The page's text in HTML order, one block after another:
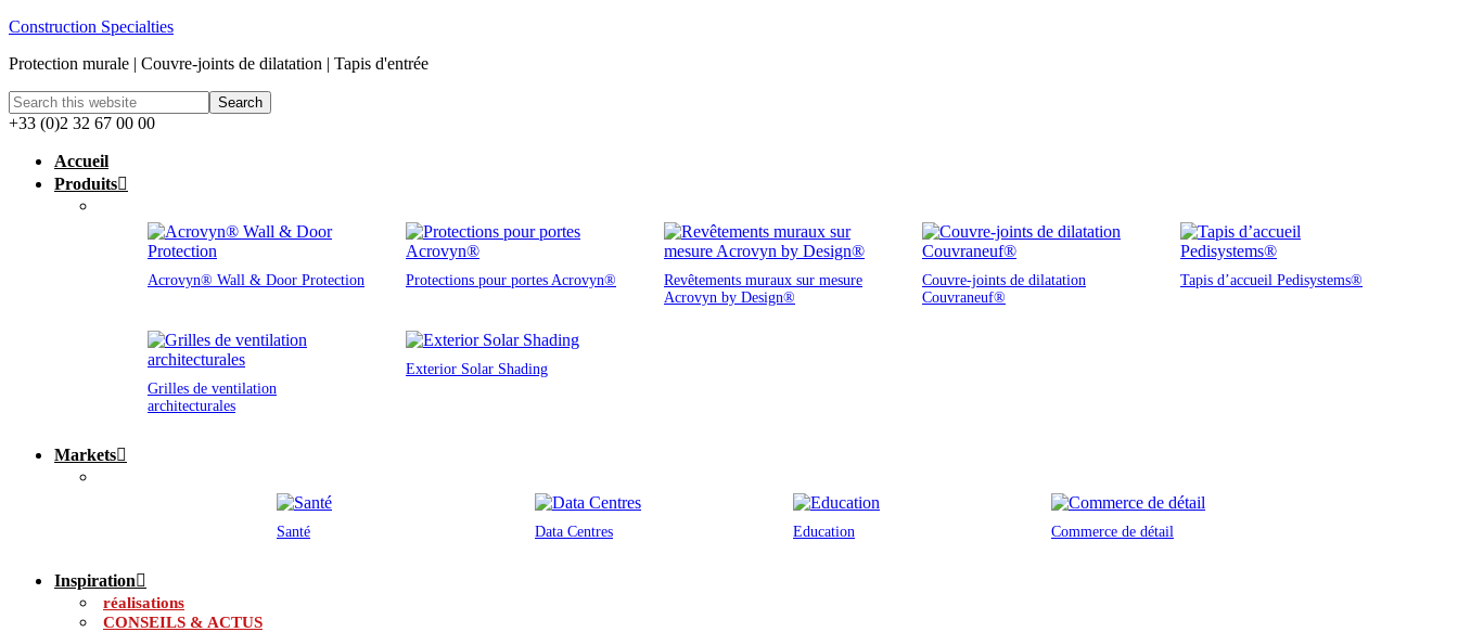
Construction Specialties
Protection murale | Couvre-joints de dilatation | Tapis d'entrée
+33 (0)2 32 67 00 00
Accueil
Produits
Acrovyn® Wall & Door Protection Protections pour portes Acrovyn®
Revêtements muraux sur mesure
Acrovyn by Design®
Couvre-joints de dilatation
Couvraneuf®
Tapis d’accueil Pedisystems®
Grilles de ventilation
architecturales
Exterior Solar Shading
Markets
Santé Data Centres Education Commerce de détail
Inspiration
réalisations
CONSEILS & ACTUS